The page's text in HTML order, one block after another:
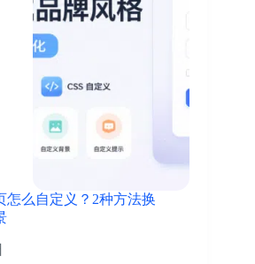
怎么自定义？2种方法换